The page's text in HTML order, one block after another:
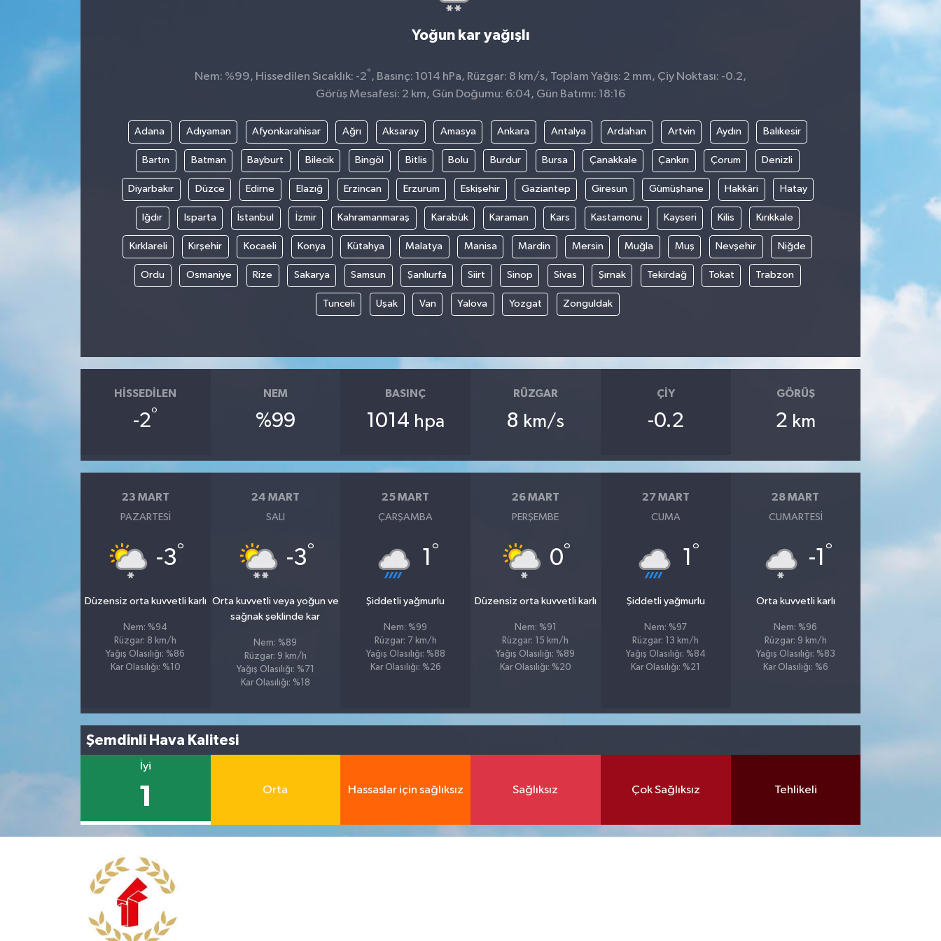
Yoğun kar yağışlı
Nem: %99, Hissedilen Sıcaklık: -2° , Basınç: 1014 hPa, Rüzgar: 8 km/s, Toplam Yağış: 2 mm, Çiy Noktası: -0.2,
Görüş Mesafesi: 2 km, Gün Doğumu: 6:04, Gün Batımı: 18:16
Adana Adıyaman Afyonkarahisar Ağrı Aksaray Amasya Ankara Antalya Ardahan Artvin Aydın Balıkesir
Bartın Batman Bayburt Bilecik Bingöl Bitlis Bolu Burdur Bursa Çanakkale Çankırı Çorum Denizli
Diyarbakır Düzce Edirne Elazığ Erzincan Erzurum Eskişehir Gaziantep Giresun Gümüşhane Hakkâri Hatay
Iğdır Isparta İstanbul İzmir Kahramanmaraş Karabük Karaman Kars Kastamonu Kayseri Kilis Kırıkkale
Kırklareli Kırşehir Kocaeli Konya Kütahya Malatya Manisa Mardin Mersin Muğla Muş Nevşehir Niğde
Ordu Osmaniye Rize Sakarya Samsun Şanlıurfa Siirt Sinop Sivas Şırnak Tekirdağ Tokat Trabzon
Tunceli Uşak Van Yalova Yozgat Zonguldak
HISSEDILEN
-2°
NEM
%99
BASINÇ
1014 hpa
RÜZGAR
8 km/s
ÇIY
-0.2
GÖRÜŞ
2 km
23 MART
PAZARTESI
-3°
Düzensiz orta kuvvetli karlı
Nem: %94
Rüzgar: 8 km/h
Yağış Olasılığı: %86
Kar Olasılığı: %10
24 MART
SALI
-3°
Orta kuvvetli veya yoğun ve
sağnak şeklinde kar
Nem: %89
Rüzgar: 9 km/h
Yağış Olasılığı: %71
Kar Olasılığı: %18
25 MART
ÇARŞAMBA
1 °
Şiddetli yağmurlu
Nem: %99
Rüzgar: 7 km/h
Yağış Olasılığı: %88
Kar Olasılığı: %26
26 MART
PERŞEMBE
0°
Düzensiz orta kuvvetli karlı
Nem: %91
Rüzgar: 15 km/h
Yağış Olasılığı: %89
Kar Olasılığı: %20
27 MART
CUMA
1 °
Şiddetli yağmurlu
Nem: %97
Rüzgar: 13 km/h
Yağış Olasılığı: %84
Kar Olasılığı: %21
28 MART
CUMARTESI
-1 °
Orta kuvvetli karlı
Nem: %96
Rüzgar: 9 km/h
Yağış Olasılığı: %83
Kar Olasılığı: %6
Şemdinli Hava Kalitesi
İyi
1 Orta Hassaslar için sağlıksız Sağlıksız Çok Sağlıksız Tehlikeli
PROJELER İNGİLİZCE
YEREL MEDYA RAPORU